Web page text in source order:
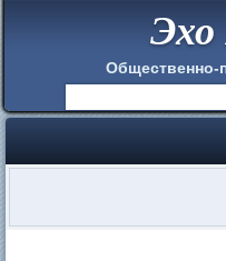
Эхо
Общественно-